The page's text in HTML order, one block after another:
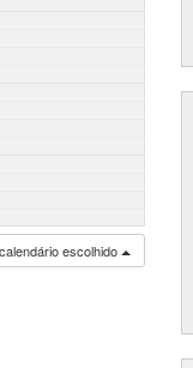
escolhido